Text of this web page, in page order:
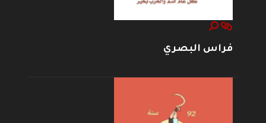
فراس البصري